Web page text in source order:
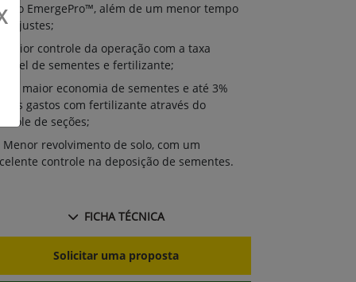
EmergePro™, além de um menor tempo
ajustes;
Maior controle da operação com a taxa
de sementes e fertilizante;
7% maior economia de sementes e até 3%
gastos com fertilizante através do
de seções;
Menor revolvimento de solo, com um
controle na deposição de sementes.
FICHA TÉCNICA
Solicitar uma proposta